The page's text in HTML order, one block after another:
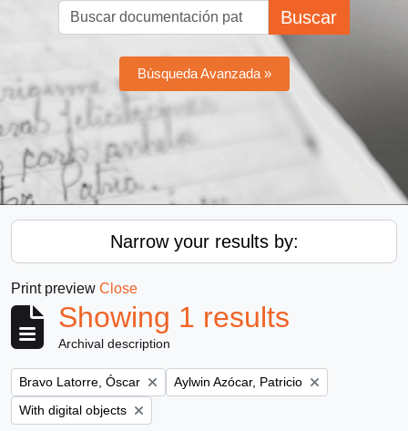
Buscar
Búsqueda Avanzada »
Narrow your results by:
Print preview Close
Showing 1 results
Archival description
Remove filter:
Bravo Latorre, Óscar Remove filter:
Aylwin Azócar, Patricio
Remove filter:
With digital objects